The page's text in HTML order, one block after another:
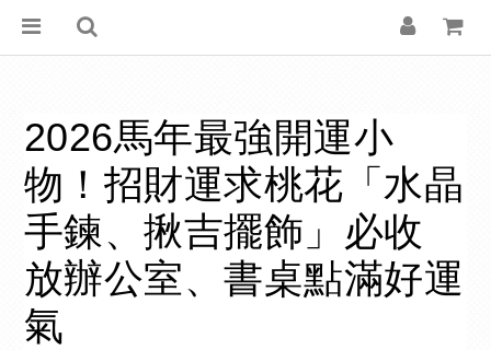
2026馬年最強開運小
物！招財運求桃花「水晶
手鍊、揪吉擺飾」必收
放辦公室、書桌點滿好運
氣